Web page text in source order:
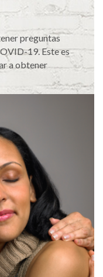
preguntas
19. Este es
a obtener